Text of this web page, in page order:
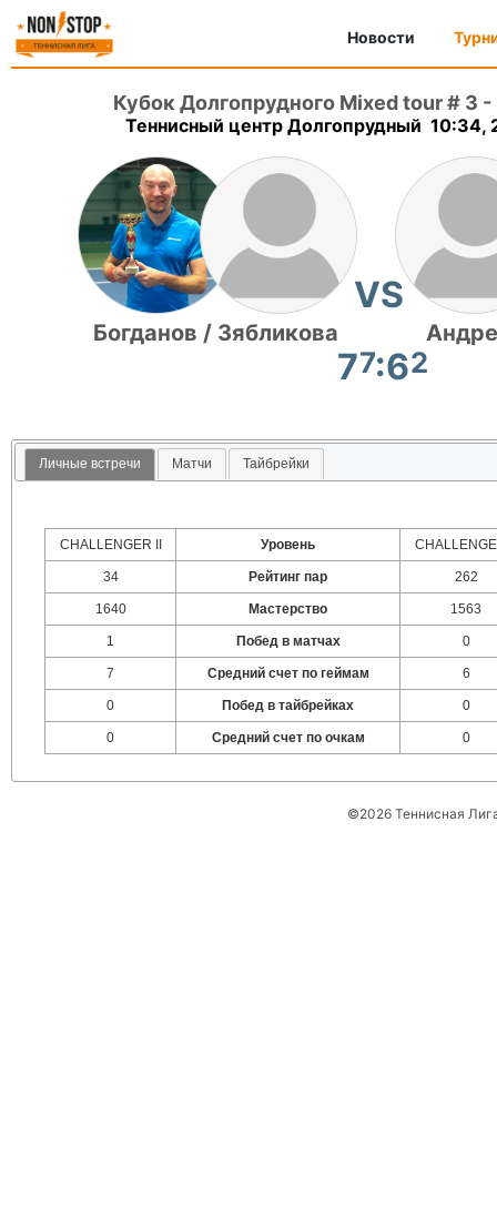
Новости
Кубок Долгопрудного Mixed tour # 3 -
Теннисный центр Долгопрудный 10:34,
Богданов / Зябликова
VS
77:62
Личные встречи Матчи Тайбрейки
CHALLENGER II Уровень
34 Рейтинг пар 262
1640 Мастерство 1563
1 Побед в матчах 0
7 Средний счет по геймам 6
0 Побед в тайбрейках 0
0 Средний счет по очкам 0
©2026 Теннисная